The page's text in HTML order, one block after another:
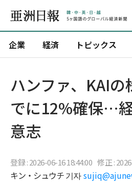
企業 経済 トピックス
ハンファ、KAIの
でに12%確保…
意志
登録 : 2026-06-16 18:44:00 修正 :
キン・シュウチ 기자